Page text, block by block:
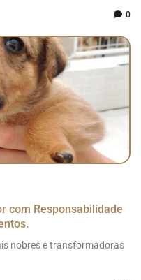
0
com Responsabilidade
nobres e transformadoras